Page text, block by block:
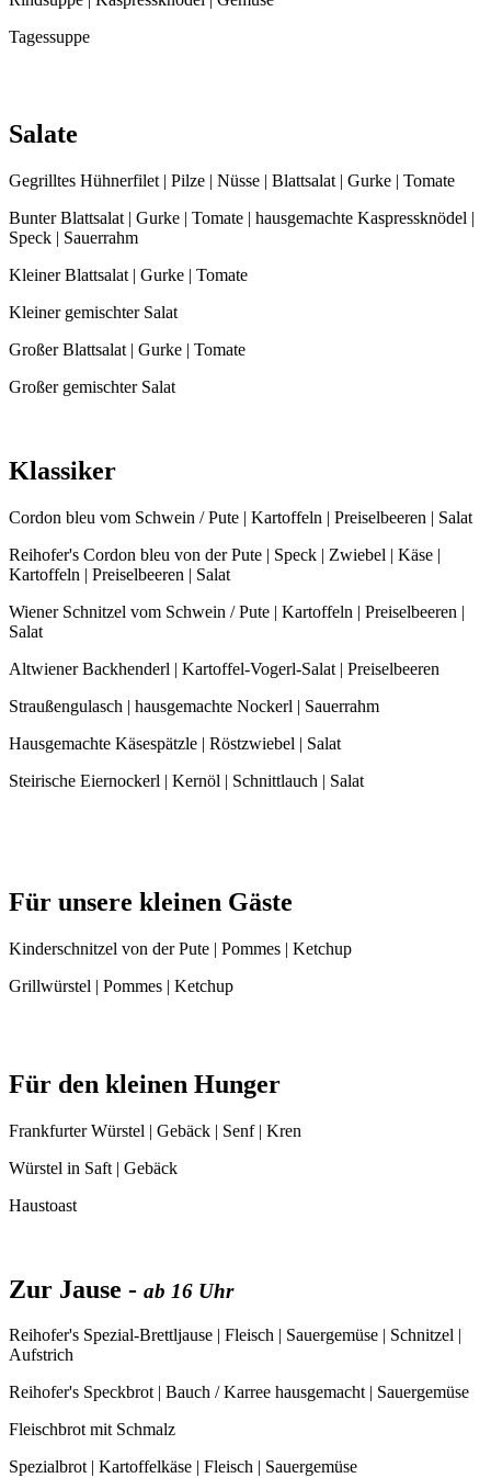
Tagessuppe
Salate
Gegrilltes Hühnerfilet | Pilze | Nüsse | Blattsalat | Gurke | Tomate
Bunter Blattsalat | Gurke | Tomate | hausgemachte Kaspressknödel |
Speck | Sauerrahm
Kleiner Blattsalat | Gurke | Tomate
Kleiner gemischter Salat
Großer Blattsalat | Gurke | Tomate
Großer gemischter Salat
Klassiker
Cordon bleu vom Schwein / Pute | Kartoffeln | Preiselbeeren | Salat
Reihofer's Cordon bleu von der Pute | Speck | Zwiebel | Käse |
Kartoffeln | Preiselbeeren | Salat
Wiener Schnitzel vom Schwein / Pute | Kartoffeln | Preiselbeeren |
Salat
Altwiener Backhenderl | Kartoffel-Vogerl-Salat | Preiselbeeren
Straußengulasch | hausgemachte Nockerl | Sauerrahm
Hausgemachte Käsespätzle | Röstzwiebel | Salat
Steirische Eiernockerl | Kernöl | Schnittlauch | Salat
Für unsere kleinen Gäste
Kinderschnitzel von der Pute | Pommes | Ketchup
Grillwürstel | Pommes | Ketchup
Für den kleinen Hunger
Frankfurter Würstel | Gebäck | Senf | Kren
Würstel in Saft | Gebäck
Haustoast
Zur Jause - ab 16 Uhr
Reihofer's Spezial-Brettljause | Fleisch | Sauergemüse | Schnitzel |
Aufstrich
Reihofer's Speckbrot | Bauch / Karree hausgemacht | Sauergemüse
Fleischbrot mit Schmalz
Spezialbrot | Kartoffelkäse | Fleisch | Sauergemüse